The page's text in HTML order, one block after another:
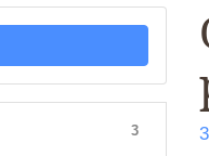
3